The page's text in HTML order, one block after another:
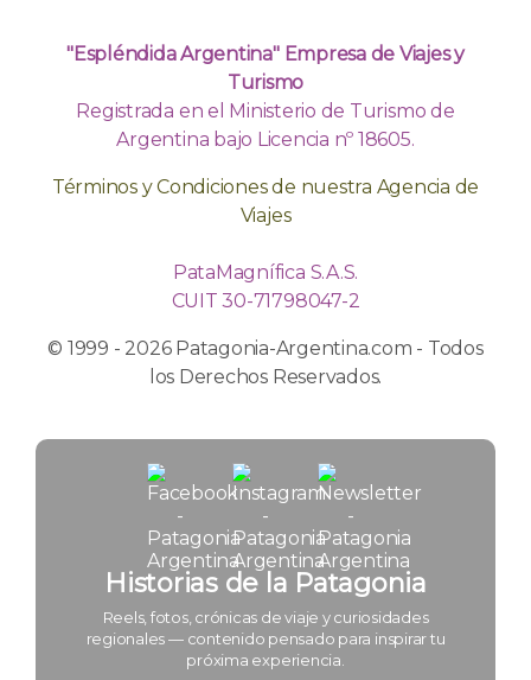
"Espléndida Argentina" Empresa de Viajes y
Turismo
Registrada en el Ministerio de Turismo de
Argentina bajo Licencia nº 18605.
Términos y Condiciones de nuestra Agencia de
Viajes
PataMagnífica S.A.S.
CUIT 30-71798047-2
© 1999 - 2026 Patagonia-Argentina.com - Todos
los Derechos Reservados.
Historias de la Patagonia
Reels, fotos, crónicas de viaje y curiosidades
regionales — contenido pensado para inspirar tu
próxima experiencia.